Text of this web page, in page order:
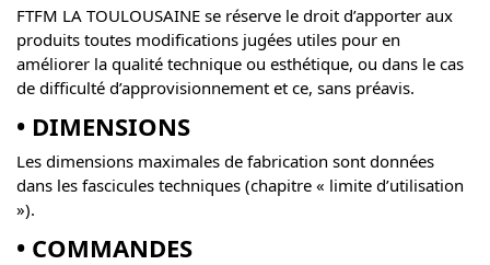
FTFM LA TOULOUSAINE se réserve le droit d’apporter aux
produits toutes modifications jugées utiles pour en
améliorer la qualité technique ou esthétique, ou dans le cas
de difficulté d’approvisionnement et ce, sans préavis.
• DIMENSIONS
Les dimensions maximales de fabrication sont données
dans les fascicules techniques (chapitre « limite d’utilisation
»).
• COMMANDES